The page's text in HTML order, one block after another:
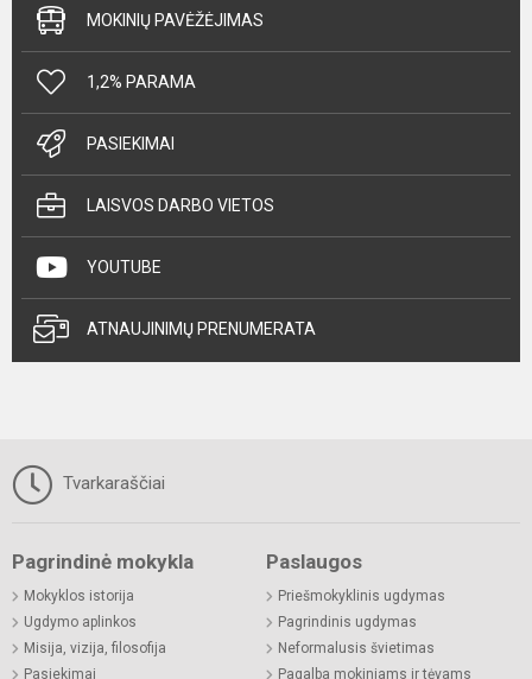
MOKINIŲ PAVĖŽĖJIMAS
1,2% PARAMA
PASIEKIMAI
LAISVOS DARBO VIETOS
YOUTUBE
ATNAUJINIMŲ PRENUMERATA
Tvarkaraščiai
Pagrindinė mokykla
Mokyklos istorija
Ugdymo aplinkos
Misija, vizija, filosofija
Pasiekimai
Paslaugos
Priešmokyklinis ugdymas
Pagrindinis ugdymas
Neformalusis švietimas
Pagalba mokiniams ir tėvams